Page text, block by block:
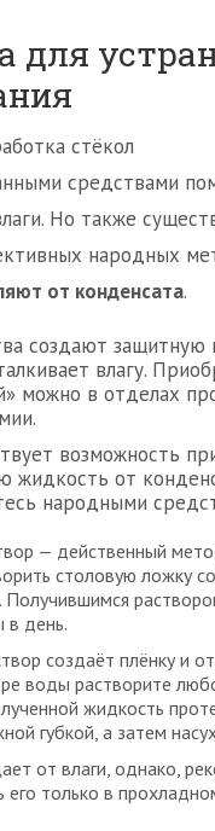
для
стёкол
средствами
Но также
народных
от конденсата.
создают защитную
влагу.
можно в отделах
возможность
жидкость от
народными
— действенный
столовую ложку
день.
создаёт плёнку и
воды растворите
жидкость
губкой, а затем
от влаги, однако,
его только в